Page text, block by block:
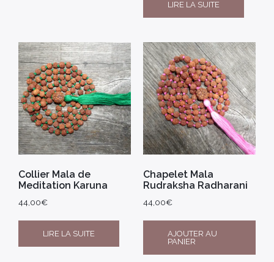
LIRE LA SUITE
Collier Mala de
Meditation Karuna
44,00€
LIRE LA SUITE
Chapelet Mala
Rudraksha Radharani
44,00€
AJOUTER AU
PANIER